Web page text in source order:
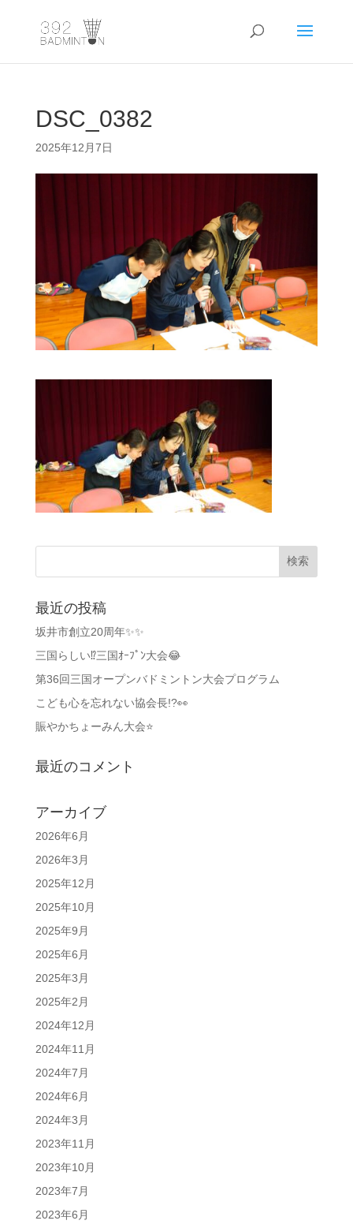
DSC_0382
2025年12月7日
最近の投稿
坂井市創立20周年✨✨
三国らしい⁉️三国ｵｰﾌﾟﾝ大会😂
第36回三国オープンバドミントン大会プログラム
こども心を忘れない協会長!?👀
賑やかちょーみん大会⭐
最近のコメント
アーカイブ
2026年6月
2026年3月
2025年12月
2025年10月
2025年9月
2025年6月
2025年3月
2025年2月
2024年12月
2024年11月
2024年7月
2024年6月
2024年3月
2023年11月
2023年10月
2023年7月
2023年6月